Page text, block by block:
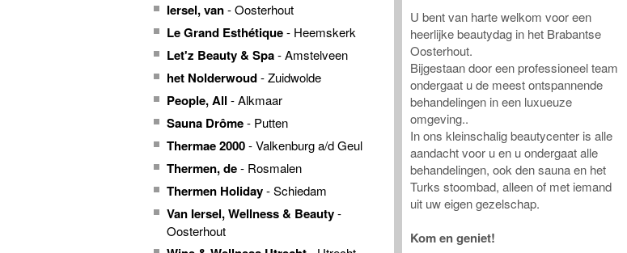
Iersel, van- Oosterhout
Le Grand Esthétique- Heemskerk
Let'z Beauty & Spa- Amstelveen
het Nolderwoud- Zuidwolde
People, All - Alkmaar
Sauna Drôme- Putten
Thermae 2000- Valkenburg a/d Geul
Thermen, de- Rosmalen
Thermen Holiday- Schiedam
Van Iersel, Wellness & Beauty-
Oosterhout
U bent van harte welkom voor een
heerlijke beautydag in het Brabantse
Oosterhout.
Bijgestaan door een professioneel team
ondergaat u de meest ontspannende
behandelingen in een luxueuze
omgeving..
In ons kleinschalig beautycenter is alle
aandacht voor u en u ondergaat alle
behandelingen, ook den sauna en het
Turks stoombad, alleen of met iemand
uit uw eigen gezelschap.
Kom en geniet!